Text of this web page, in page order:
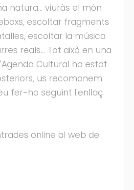
natura… viuràs el món
escoltar fragments
escoltar la música
reals… Tot això en una
Cultural ha estat
us recomanem
fer-ho seguint l'enllaç
online al web de